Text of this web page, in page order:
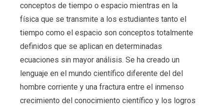
conceptos de tiempo o espacio mientras en la
física que se transmite a los estudiantes tanto el
tiempo como el espacio son conceptos totalmente
definidos que se aplican en determinadas
ecuaciones sin mayor análisis. Se ha creado un
lenguaje en el mundo científico diferente del del
hombre corriente y una fractura entre el inmenso
crecimiento del conocimiento científico y los logros